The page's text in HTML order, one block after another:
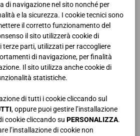
di navigazione nel sito nonché per
e la sicurezza. I cookie tecnici sono
il corretto funzionamento del
il sito utilizzerà cookie di
terze parti, utilizzati per raccogliere
di navigazione, per finalità
Il sito utilizza anche cookie di
statistiche.
di tutti i cookie cliccando sul
, oppure puoi gestire l’installazione
cookie cliccando su PERSONALIZZA.
l’installazione di cookie non